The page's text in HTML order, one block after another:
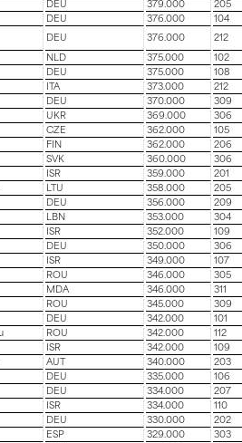
DEU 379.000
205
DEU 376.000
104
DEU 376.000
212
NLD 375.000
102
DEU 375.000
108
ITA 373.000
212
DEU 370.000
309
UKR 369.000
306
CZE 362.000
105
FIN 362.000
206
SVK 360.000
306
ISR 359.000
201
LTU 358.000
205
DEU 356.000
209
LBN 353.000
304
ISR 352.000
109
DEU 350.000
306
ISR 349.000
107
ROU 346.000
305
MDA 346.000
311
ROU 345.000
309
DEU 342.000
101
ROU 342.000
112
ISR 342.000
109
AUT 340.000
203
DEU 335.000
106
DEU 334.000
207
ISR 334.000
110
DEU 330.000
202
ESP 329.000
303